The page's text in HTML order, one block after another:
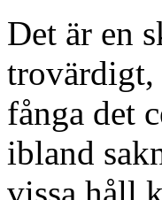
Det är en
trovärdigt,
fånga det
ibland